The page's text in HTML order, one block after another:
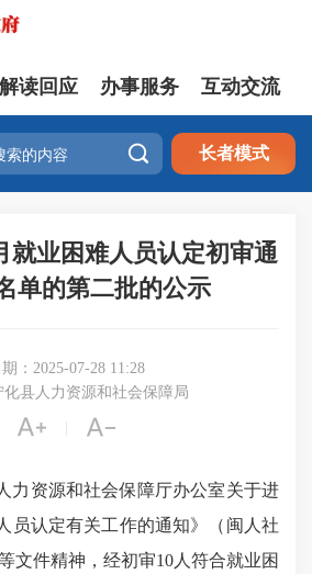
解读回应 办事服务 互动交流
 长者模式
就业困难人员认定初审通
单的第二批的公示
期：2025-07-28 11:28
化县人力资源和社会保障局
 
力资源和社会保障厅办公室关于进
员认定有关工作的通知》（闽人社
文件精神，经初审10人符合就业困